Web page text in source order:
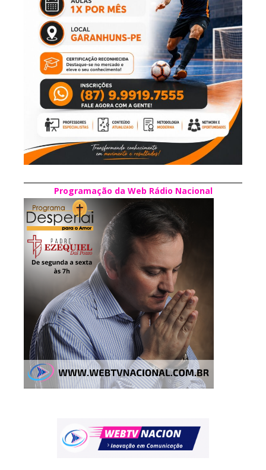
Programação da Web Rádio Nacional